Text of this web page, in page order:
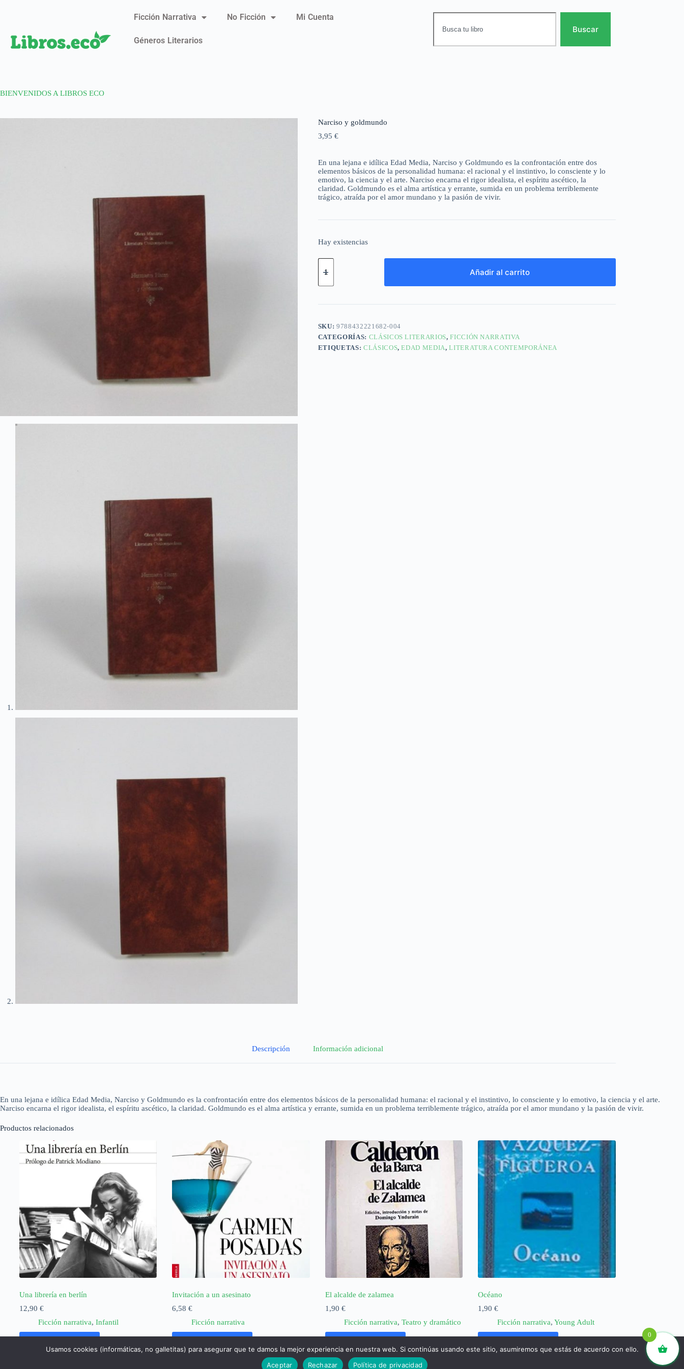
Ficción Narrativa No Ficción Mi Cuenta
Géneros Literarios
Buscar
BIENVENIDOS A LIBROS ECO
Narciso y goldmundo
3,95 €
En una lejana e idílica Edad Media, Narciso y Goldmundo es la confrontación entre dos
elementos básicos de la personalidad humana: el racional y el instintivo, lo consciente y lo
emotivo, la ciencia y el arte. Narciso encarna el rigor idealista, el espíritu ascético, la
claridad. Goldmundo es el alma artística y errante, sumida en un problema terriblemente
trágico, atraída por el amor mundano y la pasión de vivir.
Hay existencias
Añadir al carrito
SKU:9788432221682-004
CATEGORÍAS: CLÁSICOS LITERARIOS,FICCIÓN NARRATIVA
ETIQUETAS: CLÁSICOS,EDAD MEDIA,LITERATURA CONTEMPORÁNEA
Descripción Información adicional
En una lejana e idílica Edad Media, Narciso y Goldmundo es la confrontación entre dos elementos básicos de la personalidad humana: el racional y el instintivo, lo consciente y lo emotivo, la ciencia y el arte.
Narciso encarna el rigor idealista, el espíritu ascético, la claridad. Goldmundo es el alma artística y errante, sumida en un problema terriblemente trágico, atraída por el amor mundano y la pasión de vivir.
Productos relacionados
Una librería en berlín
12,90 €
Ficción narrativa, Infantil
Invitación a un asesinato
6,58€
Ficción narrativa
El alcalde de zalamea
1,90 €
Ficción narrativa,Teatro y dramático
Océano
1,90€
Ficción narrativa, Young Adult
0
Usamos cookies (informáticas, no galletitas) para asegurar que te damos la mejor experiencia en nuestra web. Si continúas usando este sitio, asumiremos que estás de acuerdo con ello.
Aceptar
Rechazar Política de privacidad